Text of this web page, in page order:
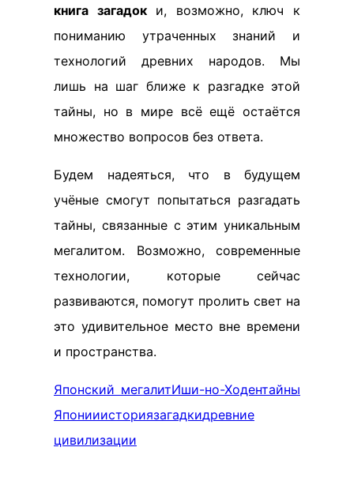
книга загадоки, возможно, ключ к
пониманию утраченных знаний и
технологий древних народов. Мы
лишь на шаг ближе к разгадке этой
тайны, но в мире всё ещё остаётся
множество вопросов без ответа.
Будем надеяться, что в будущем
учёные смогут попытаться разгадать
тайны, связанные с этим уникальным
мегалитом. Возможно, современные
технологии, которые сейчас
развиваются, помогут пролить свет на
это удивительное место вне времени
и пространства.
Японский мегалитИши-но-Ходентайны
Японииисториязагадкидревние
цивилизации